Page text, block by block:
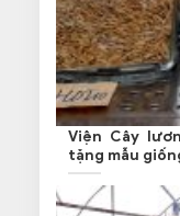
Viện Cây
tặng mẫu